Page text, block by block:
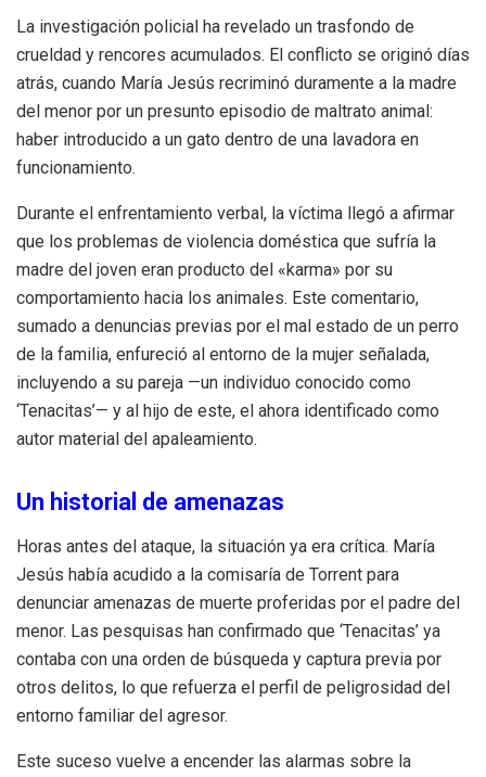
La investigación policial ha revelado un trasfondo de
crueldad y rencores acumulados. El conflicto se originó días
atrás, cuando María Jesús recriminó duramente a la madre
del menor por un presunto episodio de maltrato animal:
haber introducido a un gato dentro de una lavadora en
funcionamiento.
Durante el enfrentamiento verbal, la víctima llegó a afirmar
que los problemas de violencia doméstica que sufría la
madre del joven eran producto del «karma» por su
comportamiento hacia los animales. Este comentario,
sumado a denuncias previas por el mal estado de un perro
de la familia, enfureció al entorno de la mujer señalada,
incluyendo a su pareja —un individuo conocido como
‘Tenacitas’— y al hijo de este, el ahora identificado como
autor material del apaleamiento.
Un historial de amenazas
Horas antes del ataque, la situación ya era crítica. María
Jesús había acudido a la comisaría de Torrent para
denunciar amenazas de muerte proferidas por el padre del
menor. Las pesquisas han confirmado que ‘Tenacitas’ ya
contaba con una orden de búsqueda y captura previa por
otros delitos, lo que refuerza el perfil de peligrosidad del
entorno familiar del agresor.
Este suceso vuelve a encender las alarmas sobre la